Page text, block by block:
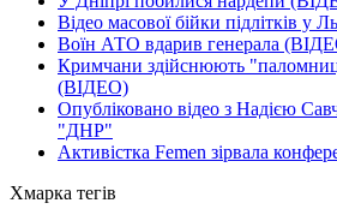
Відео масової бійки підлітків у
Воїн АТО вдарив генерала
Кримчани здійснюють
(ВІДЕО)
Опубліковано відео з Надією
"ДНР"
Активістка Femen зірвала
Хмарка тегів